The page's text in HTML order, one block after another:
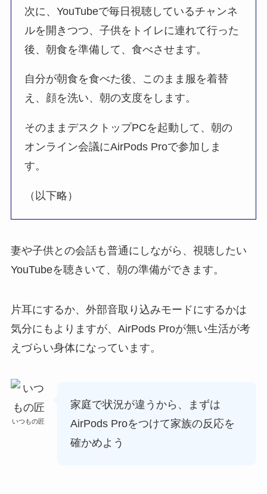
次に、YouTubeで毎日視聴しているチャンネ
ルを開きつつ、子供をトイレに連れて行った
後、朝食を準備して、食べさせます。
自分が朝食を食べた後、このまま服を着替
え、顔を洗い、朝の支度をします。
そのままデスクトップPCを起動して、朝の
オンライン会議にAirPods Proで参加しま
す。
（以下略）
妻や子供との会話も普通にしながら、視聴したい
YouTubeを聴きいて、朝の準備ができます。
片耳にするか、外部音取り込みモードにするかは
気分にもよりますが、AirPods Proが無い生活が考
えづらい身体になっています。
いつもの匠
家庭で状況が違うから、まずは
AirPods Proをつけて家族の反応を
確かめよう